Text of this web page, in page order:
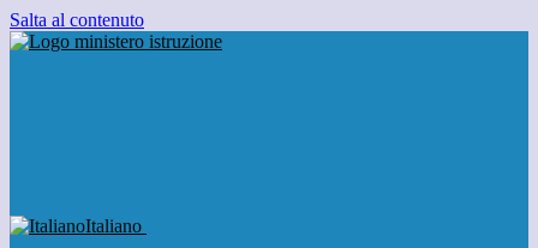
Salta al contenuto
Italiano